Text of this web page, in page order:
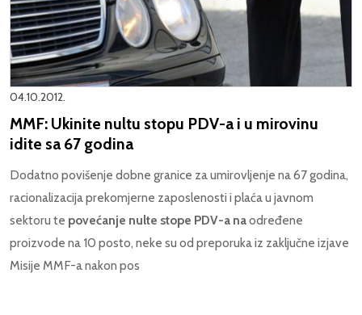
04.10.2012.
MMF: Ukinite nultu stopu PDV-a i u mirovinu
idite sa 67 godina
Dodatno povišenje dobne granice za umirovljenje na 67 godina,
racionalizacija prekomjerne zaposlenosti i plaća u javnom
sektoru te povećanje nulte stope PDV-a naodređene
proizvode na 10 posto, neke su od preporuka iz zaključne izjave
Misije MMF-a nakon pos